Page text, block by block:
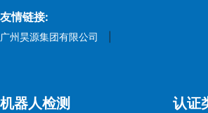
友情链接:
广州昊源集团有限公司
机器人检测 认证